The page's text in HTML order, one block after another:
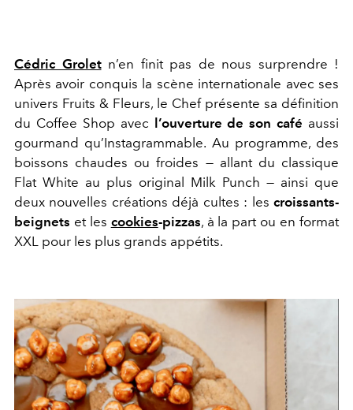
Cédric Groletn’en finit pas de nous surprendre !
Après avoir conquis la scène internationale avec ses
univers Fruits & Fleurs, le Chef présente sa définition
du Coffee Shop avec l’ouverture de son café aussi
gourmand qu’Instagrammable. Au programme, des
boissons chaudes ou froides — allant du classique
Flat White au plus original Milk Punch — ainsi que
deux nouvelles créations déjà cultes : les croissants-
beignets et les cookies-pizzas, à la part ou en format
XXL pour les plus grands appétits.